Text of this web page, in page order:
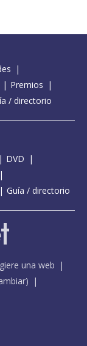
Premios
/ directorio
DVD
Guía / directorio
una web
)